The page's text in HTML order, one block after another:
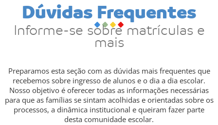
Dúvidas Frequentes
Informe-se sobre matrículas e
mais
Preparamos esta seção com as dúvidas mais frequentes que
recebemos sobre ingresso de alunos e o dia a dia escolar.
Nosso objetivo é oferecer todas as informações necessárias
para que as famílias se sintam acolhidas e orientadas sobre os
processos, a dinâmica institucional e queiram fazer parte
desta comunidade escolar.